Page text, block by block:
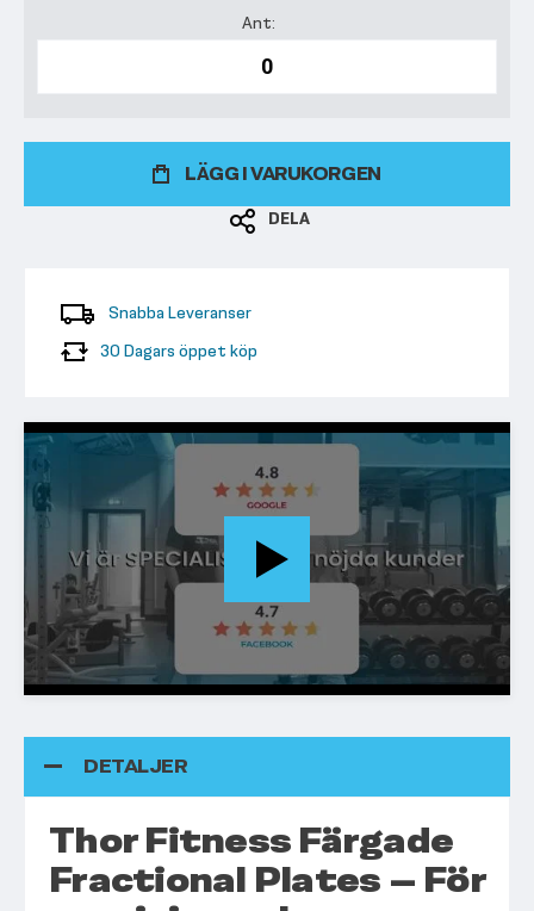
LÄGG I VARUKORGEN
DELA
Snabba Leveranser
30 Dagars öppet köp
DETALJER
Thor Fitness Färgade
Fractional Plates – För